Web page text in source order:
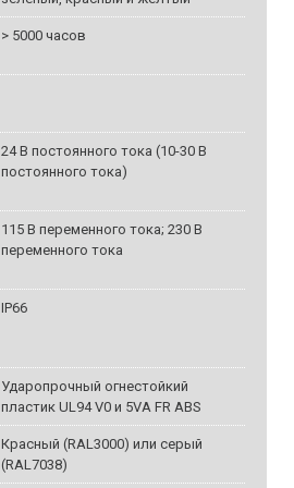
> 5000 часов
24 В постоянного тока (10-30 В
постоянного тока)
115 В переменного тока; 230 В
переменного тока
IP66
Ударопрочный огнестойкий
пластик UL94 V0 и 5VA FR ABS
Красный (RAL3000) или серый
(RAL7038)